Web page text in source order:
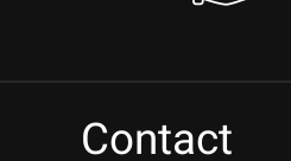
Contact